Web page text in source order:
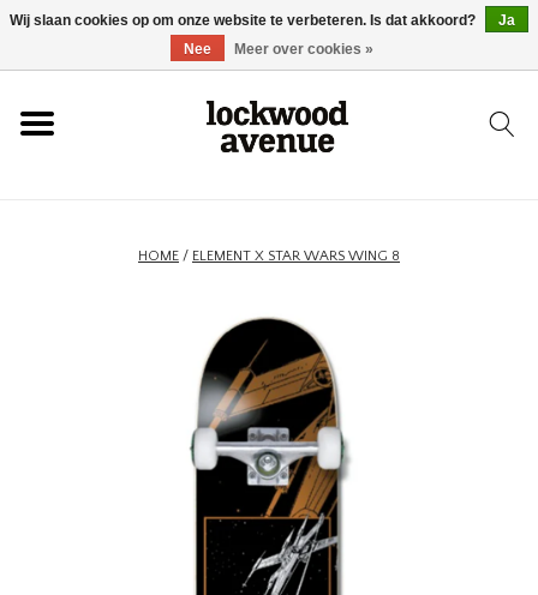
HOME
HOME / ELEMENT X STAR WARS WING 8
Wij slaan cookies op om onze website te verbeteren. Is dat akkoord?
Ja
Nee
Meer over cookies »